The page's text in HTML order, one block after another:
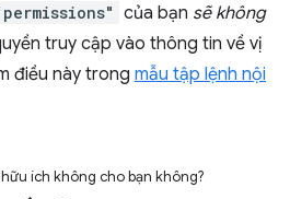
của bạn sẽ không
truy cập vào thông tin về vị
điều này trong mẫu tập lệnh nội
ích không cho bạn không?